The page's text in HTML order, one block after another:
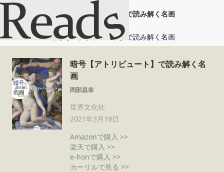
暗号【アトリビュート】で読み解く名画
ホーム 暗号【アトリビュート】で読み解く名画
暗号【アトリビュート】で読み解く名
画
岡部昌幸
世界文化社
2021年3月19日
Amazonで購入 >>
楽天で購入 >>
e-honで購入 >>
カーリルで見る >>